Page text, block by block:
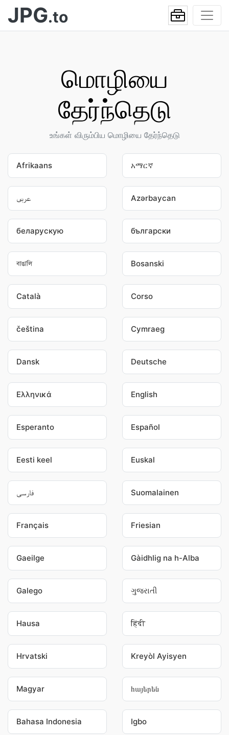
JPG.to
மொழியை
தேர்ந்தெடு
உங்கள் விரும்பிய மொழியை தேர்ந்தெடு
Afrikaans አማርኛ
عربى Azərbaycan
беларускую български
বাঙালি Bosanski
Català Corso
čeština Cymraeg
Dansk Deutsche
Ελληνικά English
Esperanto Español
Eesti keel Euskal
فارسی Suomalainen
Français Friesian
Gaeilge Gàidhlig na h-Alba
Galego ગુજરાતી
Hausa हिंदी
Hrvatski Kreyòl Ayisyen
Magyar հայերեն
Bahasa Indonesia Igbo